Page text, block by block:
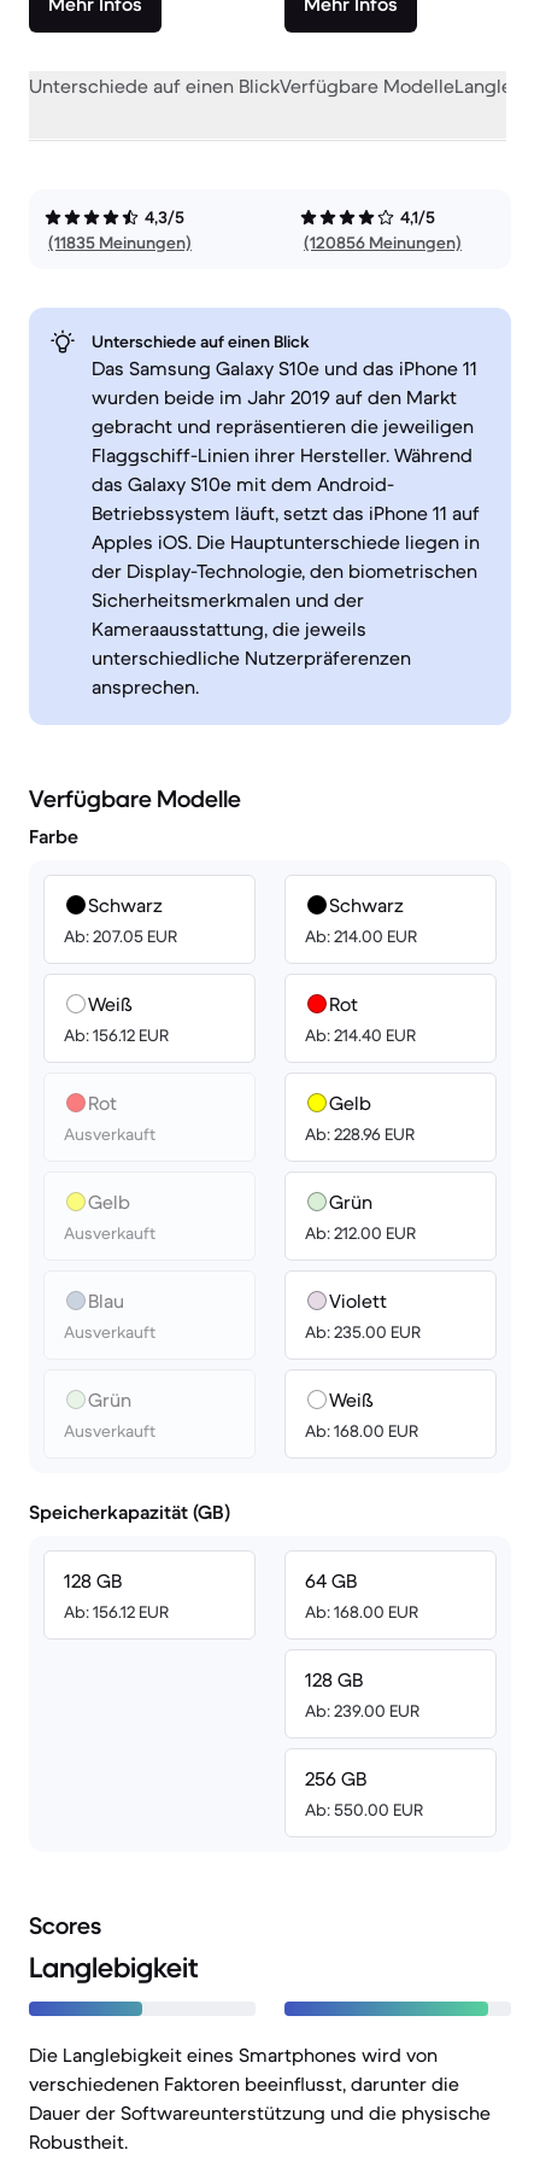
Unterschiede auf einen BlickVerfügbare Modelle
4,3/5
(11835 Meinungen)
4,1/5
(120856 Meinungen)
Unterschiede auf einen Blick
Das Samsung Galaxy S10e und das iPhone 11
wurden beide im Jahr 2019 auf den Markt
gebracht und repräsentieren die jeweiligen
Flaggschiff-Linien ihrer Hersteller. Während
das Galaxy S10e mit dem Android-
Betriebssystem läuft, setzt das iPhone 11 auf
Apples iOS. Die Hauptunterschiede liegen in
der Display-Technologie, den biometrischen
Sicherheitsmerkmalen und der
Kameraausstattung, die jeweils
unterschiedliche Nutzerpräferenzen
ansprechen.
Verfügbare Modelle
Farbe
Schwarz
Ab: 207.05 EUR
Weiß
Ab: 156.12 EUR
Rot
Ausverkauft
Gelb
Ausverkauft
Blau
Ausverkauft
Grün
Ausverkauft
Schwarz
Ab: 214.00 EUR
Rot
Ab: 214.40 EUR
Gelb
Ab: 228.96 EUR
Grün
Ab: 212.00 EUR
Violett
Ab: 235.00 EUR
Weiß
Ab: 168.00 EUR
Speicherkapazität (GB)
128 GB
Ab: 156.12 EUR
64 GB
Ab: 168.00 EUR
128 GB
Ab: 239.00 EUR
256 GB
Ab: 550.00 EUR
Scores
Langlebigkeit
Die Langlebigkeit eines Smartphones wird von
verschiedenen Faktoren beeinflusst, darunter die
Dauer der Softwareunterstützung und die physische
Robustheit.